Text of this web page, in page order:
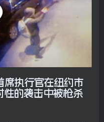
席执行官在纽约市
性的袭击中被枪杀